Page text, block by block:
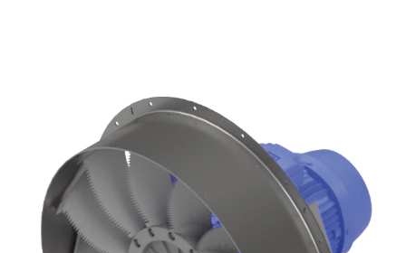
Lighting and Electrical
Equipment
Complete solutions in lighting and electrical